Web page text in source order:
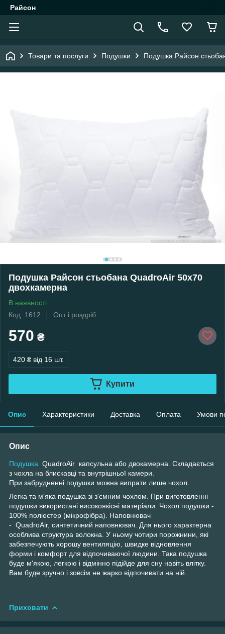
Райсон
Товари та послуги Подушки Подушка Райсон
Подушка Райсон стьобана QuadroAir 50х70
двохкамерна
В наявності
Код: 1612
Опт і роздріб
570 ₴
420 ₴ від 16 шт.
Купити
Опис Характеристики Доставка Оплата Умови
Опис
Подушка QuadroAir капсульна або двокамерна. Складається
з чохла на блискавці та внутрішньої камери.
При забрудненні подушки можна випрати лише чохол.
Легка та м'яка подушка зі з'ємним чохлом. При виготовленні
подушки використані високоякісні матеріали. Чохол подушки -
100% поліестер (мікрофібра). Наповнювач
- QuadroAir, синтетичний наповнювач. Для нього характерна
особлива структура волокна. У ньому чотири порожнини, які
забезпечують хорошу вентиляцію, швидке відновлення
форми і комфорт для відпочиваючої людини. Така подушка
буде м'якою, легкою і відмінно підійде для сну навіть влітку.
Вам буде зручно і зовсім не жарко відпочивати на ній.
Приховати